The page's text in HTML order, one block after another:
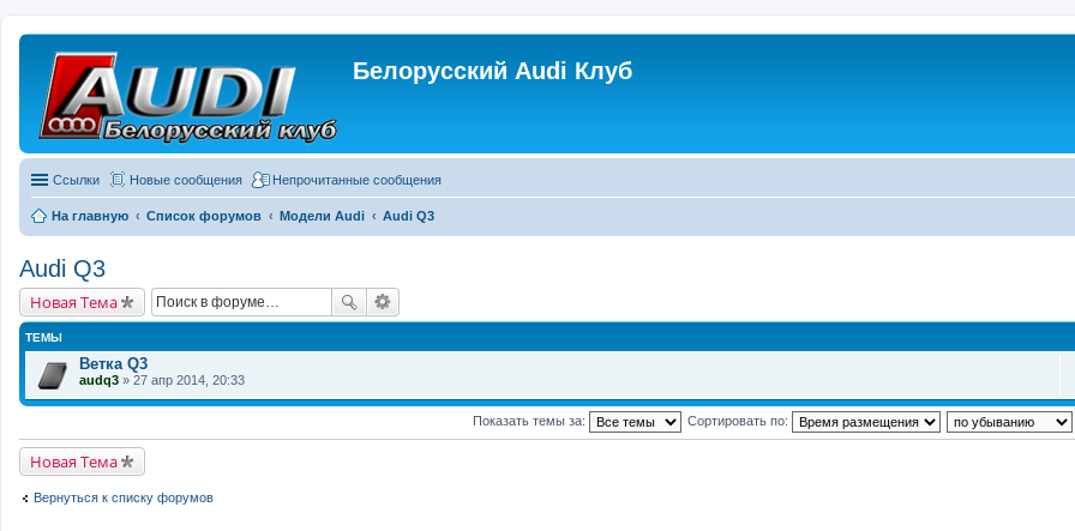
Белорусский Audi Клуб
Ссылки Новые сообщения Непрочитанные сообщения
На главную Список форумов Модели Audi Audi Q3
Audi Q3
Новая Тема
ТЕМЫ
Ветка Q3
audq3 » 27 апр 2014, 20:33
Показать темы за: Сортировать по:
Новая Тема
Вернуться к списку форумов